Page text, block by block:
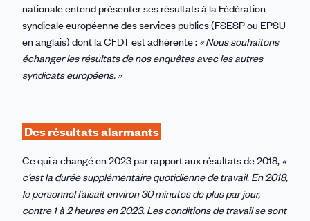
nationale entend présenter ses résultats à la Fédération
syndicale européenne des services publics (FSESP ou EPSU
en anglais) dont la CFDT est adhérente : « Nous souhaitons
échanger les résultats de nos enquêtes avec les autres
syndicats européens. »
Des résultats alarmants
Ce qui a changé en 2023 par rapport aux résultats de 2018, «
c’est la durée supplémentaire quotidienne de travail. En 2018,
le personnel faisait environ 30 minutes de plus par jour,
contre 1 à 2 heures en 2023. Les conditions de travail se sont